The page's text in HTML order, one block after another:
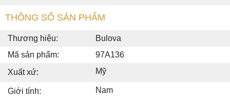
THÔNG SỐ SẢN PHẨM
Thương hiệu:
Bulova
Mã sản phẩm:
97A136
Xuất xứ:
Mỹ
Giới tính: Nam